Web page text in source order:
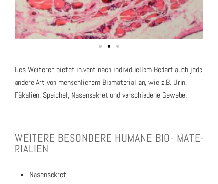
Des Wei­te­ren bie­tet in.vent nach indi­vi­du­el­lem Bedarf auch jede
ande­re Art von mensch­li­chem Bio­ma­te­ri­al an, wie z.B. Urin,
Fäka­li­en, Spei­chel, Nasen­se­kret und ver­schie­de­ne Gewe­be.
WEI­TE­RE BESON­DE­RE HUMA­NE BIO- MATE­
RIA­LI­EN
Nasen­se­kret